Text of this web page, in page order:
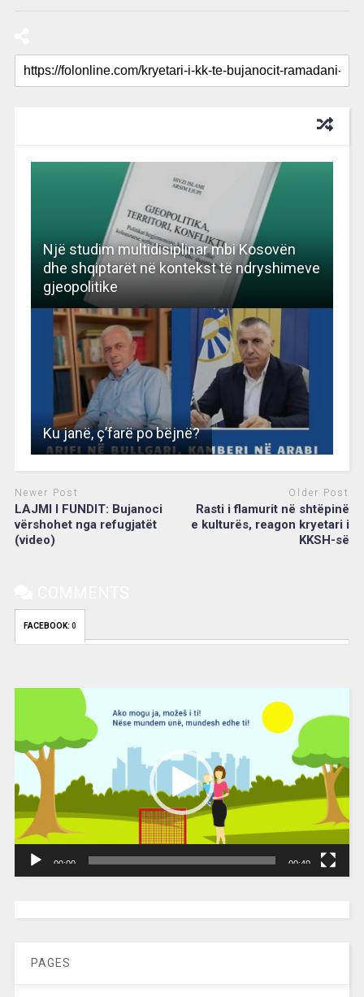
Një studim multidisiplinar mbi Kosovën
dhe shqiptarët në kontekst të ndryshimeve
gjeopolitike
Ku janë, ç’farë po bëjnë?
Newer Post
LAJMI I FUNDIT: Bujanoci
vërshohet nga refugjatët
(video)
Older Post
Rasti i flamurit në shtëpinë
e kulturës, reagon kryetari i
KKSH-së
FACEBOOK: 0
00:00 00:40
PAGES